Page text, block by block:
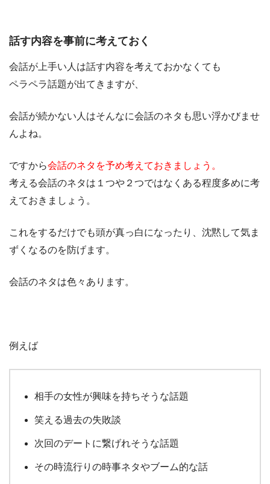
話す内容を事前に考えておく
会話が上手い人は話す内容を考えておかなくても
ペラペラ話題が出てきますが、
会話が続かない人はそんなに会話のネタも思い浮かびませ
んよね。
ですから会話のネタを予め考えておきましょう。
考える会話のネタは１つや２つではなくある程度多めに考
えておきましょう。
これをするだけでも頭が真っ白になったり、沈黙して気ま
ずくなるのを防げます。
会話のネタは色々あります。
例えば
相手の女性が興味を持ちそうな話題
笑える過去の失敗談
次回のデートに繋げれそうな話題
その時流行りの時事ネタやブーム的な話